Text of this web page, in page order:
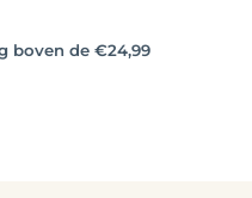
boven de €24,99